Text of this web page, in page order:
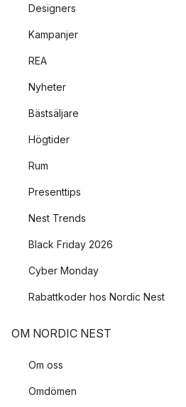
Designers
Kampanjer
REA
Nyheter
Bästsäljare
Högtider
Rum
Presenttips
Nest Trends
Black Friday 2026
Cyber Monday
Rabattkoder hos Nordic Nest
OM NORDIC NEST
Om oss
Omdömen